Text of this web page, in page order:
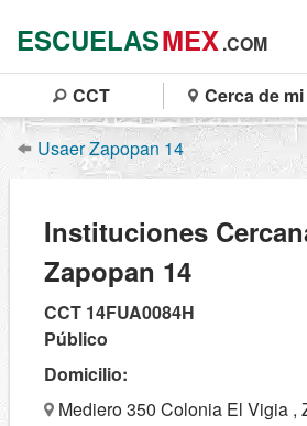
ESCUELASMEX.COM
CCT Cerca de mi
Usaer Zapopan 14
Instituciones
Zapopan 14
CCT 14FUA0084H
Público
Domicilio:
Mediero 350 Colonia El Vigia ,